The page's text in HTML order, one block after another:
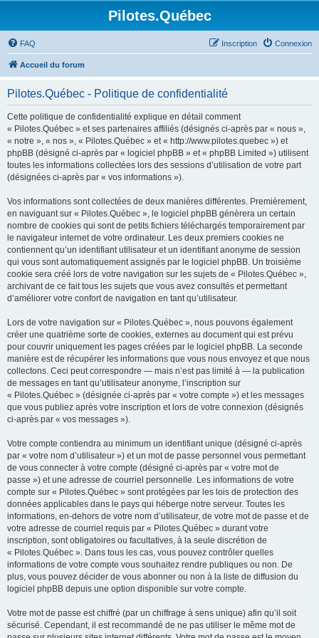
Pilotes.Québec
FAQ Connexion
Inscription
Accueil du forum
Pilotes.Québec - Politique de confidentialité
Cette politique de confidentialité explique en détail comment
« Pilotes.Québec » et ses partenaires affiliés (désignés ci-après par « nous »,
« notre », « nos », « Pilotes.Québec » et « http://www.pilotes.quebec ») et
phpBB (désigné ci-après par « logiciel phpBB » et « phpBB Limited ») utilisent
toutes les informations collectées lors des sessions d’utilisation de votre part
(désignées ci-après par « vos informations »).
Vos informations sont collectées de deux manières différentes. Premièrement,
en naviguant sur « Pilotes.Québec », le logiciel phpBB génèrera un certain
nombre de cookies qui sont de petits fichiers téléchargés temporairement par
le navigateur internet de votre ordinateur. Les deux premiers cookies ne
contiennent qu’un identifiant utilisateur et un identifiant anonyme de session
qui vous sont automatiquement assignés par le logiciel phpBB. Un troisième
cookie sera créé lors de votre navigation sur les sujets de « Pilotes.Québec »,
archivant de ce fait tous les sujets que vous avez consultés et permettant
d’améliorer votre confort de navigation en tant qu’utilisateur.
Lors de votre navigation sur « Pilotes.Québec », nous pouvons également
créer une quatrième sorte de cookies, externes au document qui est prévu
pour couvrir uniquement les pages créées par le logiciel phpBB. La seconde
manière est de récupérer les informations que vous nous envoyez et que nous
collectons. Ceci peut correspondre — mais n’est pas limité à — la publication
de messages en tant qu’utilisateur anonyme, l’inscription sur
« Pilotes.Québec » (désignée ci-après par « votre compte ») et les messages
que vous publiez après votre inscription et lors de votre connexion (désignés
ci-après par « vos messages »).
Votre compte contiendra au minimum un identifiant unique (désigné ci-après
par « votre nom d’utilisateur ») et un mot de passe personnel vous permettant
de vous connecter à votre compte (désigné ci-après par « votre mot de
passe ») et une adresse de courriel personnelle. Les informations de votre
compte sur « Pilotes.Québec » sont protégées par les lois de protection des
données applicables dans le pays qui héberge notre serveur. Toutes les
informations, en-dehors de votre nom d’utilisateur, de votre mot de passe et de
votre adresse de courriel requis par « Pilotes.Québec » durant votre
inscription, sont obligatoires ou facultatives, à la seule discrétion de
« Pilotes.Québec ». Dans tous les cas, vous pouvez contrôler quelles
informations de votre compte vous souhaitez rendre publiques ou non. De
plus, vous pouvez décider de vous abonner ou non à la liste de diffusion du
logiciel phpBB depuis une option disponible sur votre compte.
Votre mot de passe est chiffré (par un chiffrage à sens unique) afin qu’il soit
sécurisé. Cependant, il est recommandé de ne pas utiliser le même mot de